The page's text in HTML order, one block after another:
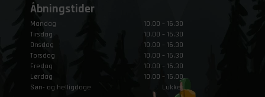
Åbningstider
Mandag
10.00 – 16.30
Tirsdag
10.00 – 16.30
Onsdag
10.00 – 16.30
Torsdag
10.00 – 16.30
Fredag
10.00 – 16.30
Lørdag
10.00 – 15.00
Søn- og helligdage
Lukket